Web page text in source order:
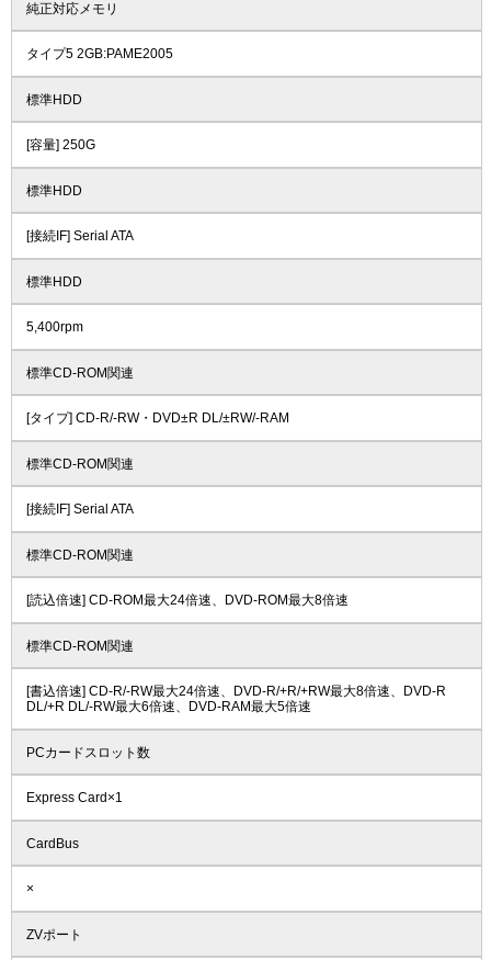
純正対応メモリ
タイプ5 2GB:PAME2005
標準HDD
[容量] 250G
標準HDD
[接続IF] Serial ATA
標準HDD
5,400rpm
標準CD-ROM関連
[タイプ] CD-R/-RW・DVD±R DL/±RW/-RAM
標準CD-ROM関連
[接続IF] Serial ATA
標準CD-ROM関連
[読込倍速] CD-ROM最大24倍速、DVD-ROM最大8倍速
標準CD-ROM関連
[書込倍速] CD-R/-RW最大24倍速、DVD-R/+R/+RW最大8倍速、DVD-R
DL/+R DL/-RW最大6倍速、DVD-RAM最大5倍速
PCカードスロット数
Express Card×1
CardBus
×
ZVポート